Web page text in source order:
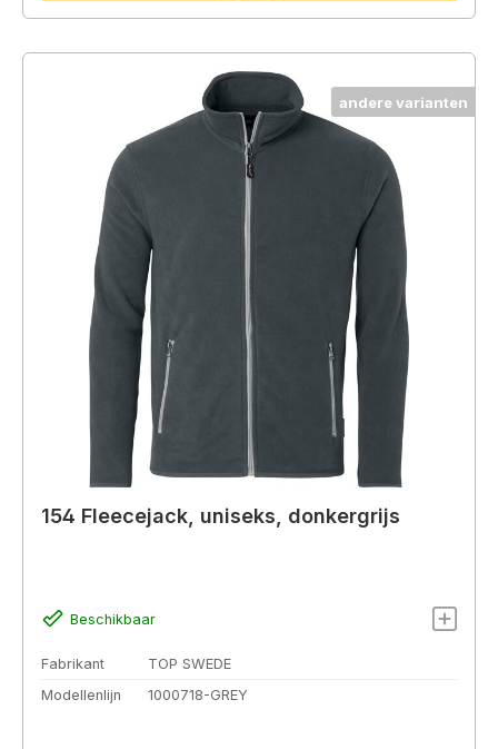
andere varianten
154 Fleecejack, uniseks, donkergrijs
Beschikbaar
Fabrikant
TOP SWEDE
Modellenlijn
1000718-GREY